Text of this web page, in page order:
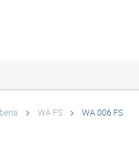
WA FS WA 006 FS